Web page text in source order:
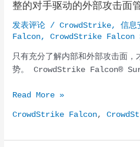
整的对手驱动的外部攻击面
发表评论 /CrowdStrike,信息
Falcon,CrowdStrike Falcon
只有充分了解内部和外部攻击面，
势。 CrowdStrike Falcon®
推
Read More »
CrowdStrike Falcon,